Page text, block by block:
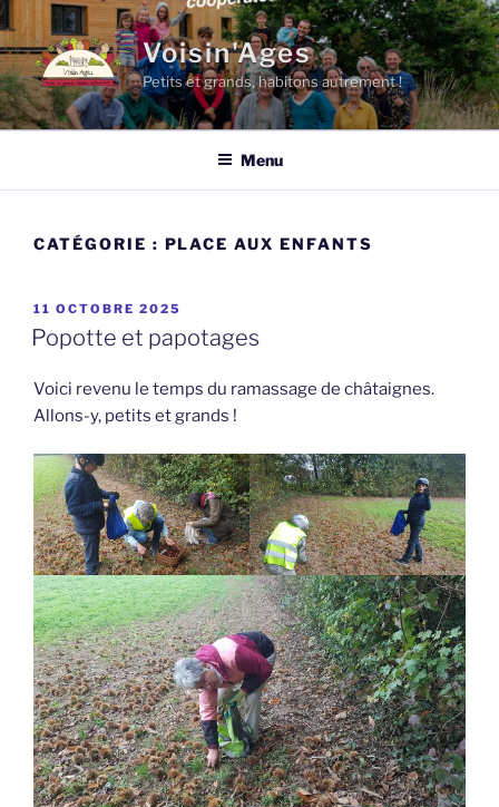
Aller
au
contenu
principal
Voisin'Ages
Petits et grands, habitons autrement !
Menu
CATÉGORIE : PLACE AUX ENFANTS
PUBLIÉ
LE
11 OCTOBRE 2025
Popotte et papotages
Voici revenu le temps du ramassage de châtaignes.
Allons-y, petits et grands !